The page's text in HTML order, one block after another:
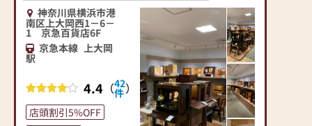
提案しております。ご自
身、ご家族にあった供養
の形について、迷うこと
や、お困りのことなどご
ざいましたら、ぜひ、お
気軽にご相談ください。
店内にはお仏壇・お仏
具・お位牌・お線香・お
神奈川県横浜市港
南区上大岡西1－6－
1 京急百貨店6F
京急本線 上大岡
駅
4.4 （42
件）
店頭割引5%OFF